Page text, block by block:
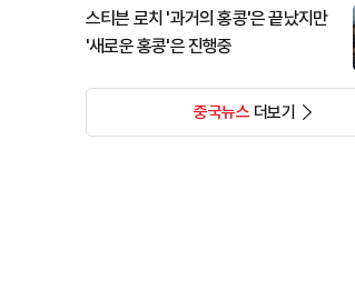
스티븐 로치 '과거의 홍콩'은 끝났지만
'새로운 홍콩'은 진행중
중국뉴스더보기